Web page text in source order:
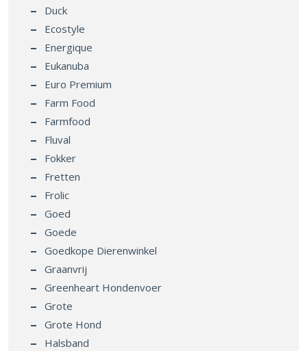
Duck
Ecostyle
Energique
Eukanuba
Euro Premium
Farm Food
Farmfood
Fluval
Fokker
Fretten
Frolic
Goed
Goede
Goedkope Dierenwinkel
Graanvrij
Greenheart Hondenvoer
Grote
Grote Hond
Halsband